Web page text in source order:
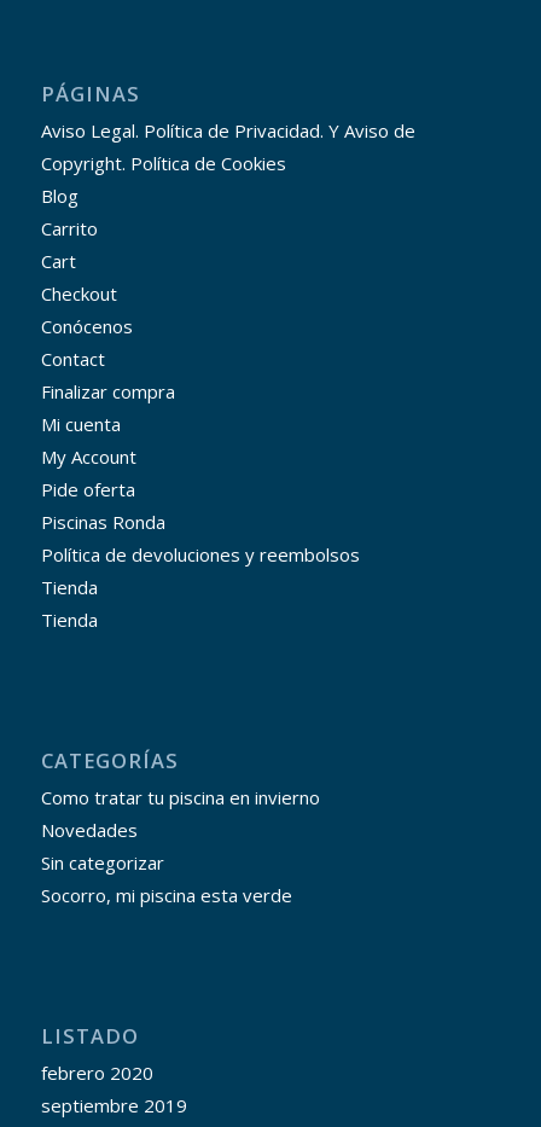
PÁGINAS
Aviso Legal. Política de Privacidad. Y Aviso de
Copyright. Política de Cookies
Blog
Carrito
Cart
Checkout
Conócenos
Contact
Finalizar compra
Mi cuenta
My Account
Pide oferta
Piscinas Ronda
Política de devoluciones y reembolsos
Tienda
Tienda
CATEGORÍAS
Como tratar tu piscina en invierno
Novedades
Sin categorizar
Socorro, mi piscina esta verde
LISTADO
febrero 2020
septiembre 2019